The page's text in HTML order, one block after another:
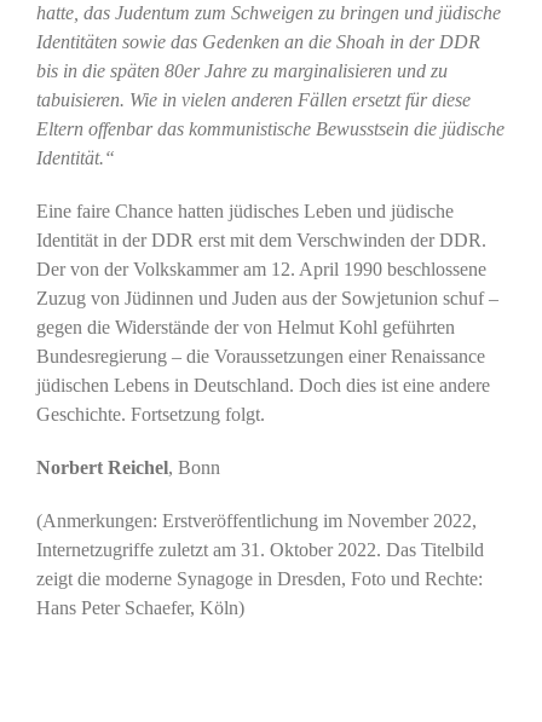
hatte, das Judentum zum Schweigen zu bringen und jüdische
Identitäten sowie das Gedenken an die Shoah in der DDR
bis in die späten 80er Jahre zu marginalisieren und zu
tabuisieren. Wie in vielen anderen Fällen ersetzt für diese
Eltern offenbar das kommunistische Bewusstsein die jüdische
Identität.“
Eine faire Chance hatten jüdisches Leben und jüdische
Identität in der DDR erst mit dem Verschwinden der DDR.
Der von der Volkskammer am 12. April 1990 beschlossene
Zuzug von Jüdinnen und Juden aus der Sowjetunion schuf –
gegen die Widerstände der von Helmut Kohl geführten
Bundesregierung – die Voraussetzungen einer Renaissance
jüdischen Lebens in Deutschland. Doch dies ist eine andere
Geschichte. Fortsetzung folgt.
Norbert Reichel, Bonn
(Anmerkungen: Erstveröffentlichung im November 2022,
Internetzugriffe zuletzt am 31. Oktober 2022. Das Titelbild
zeigt die moderne Synagoge in Dresden, Foto und Rechte:
Hans Peter Schaefer, Köln)